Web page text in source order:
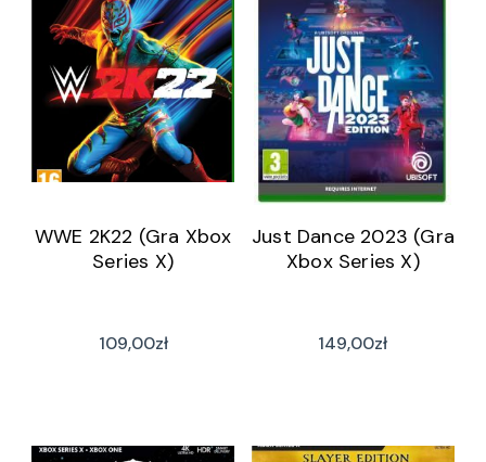
WWE 2K22 (Gra Xbox
Series X)
109,00zł
Just Dance 2023 (Gra
Xbox Series X)
149,00zł